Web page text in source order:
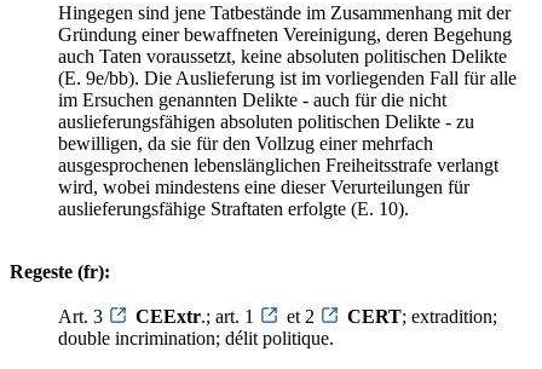
Hingegen sind jene Tatbestände im Zusammenhang mit der
Gründung einer bewaffneten Vereinigung, deren Begehung
auch Taten voraussetzt, keine absoluten politischen Delikte
(E. 9e/bb). Die Auslieferung ist im vorliegenden Fall für alle
im Ersuchen genannten Delikte - auch für die nicht
auslieferungsfähigen absoluten politischen Delikte - zu
bewilligen, da sie für den Vollzug einer mehrfach
ausgesprochenen lebenslänglichen Freiheitsstrafe verlangt
wird, wobei mindestens eine dieser Verurteilungen für
auslieferungsfähige Straftaten erfolgte (E. 10).
Regeste (fr):
Art. 3 CEExtr.; art. 1 et 2 CERT; extradition;
double incrimination; délit politique.